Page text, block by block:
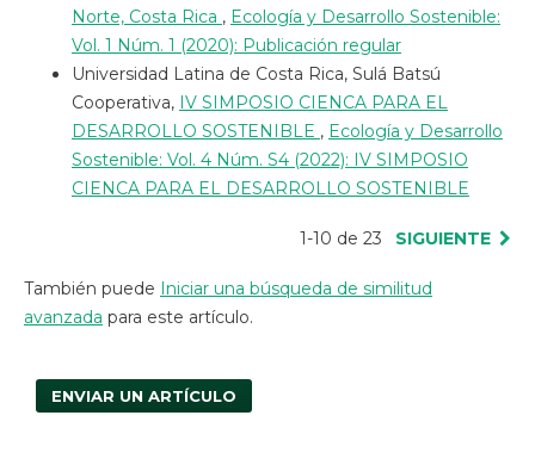
Norte, Costa Rica , Ecología y Desarrollo Sostenible:
Vol. 1 Núm. 1 (2020): Publicación regular
Universidad Latina de Costa Rica, Sulá Batsú
Cooperativa, IV SIMPOSIO CIENCA PARA EL
DESARROLLO SOSTENIBLE , Ecología y Desarrollo
Sostenible: Vol. 4 Núm. S4 (2022): IV SIMPOSIO
CIENCA PARA EL DESARROLLO SOSTENIBLE
1-10 de 23 SIGUIENTE
También puede Iniciar una búsqueda de similitud
avanzada para este artículo.
ENVIAR UN ARTÍCULO